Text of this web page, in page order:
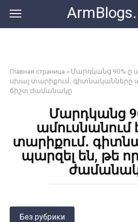
контенту
Главная страница » Մարդկանց 90%-ը
սխալ տարիքում․ գիտնականները
ճիշտ ժամանակը
Մարդկանց
ամուսնանում
տարիքում․
պարզել են, թե
Без рубрики